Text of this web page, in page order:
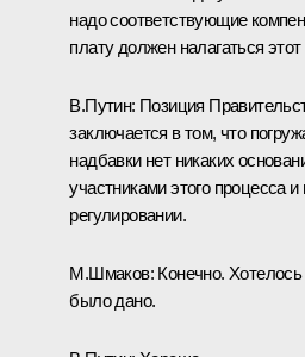
надо соответствующие
плату должен налагаться
В.Путин: Позиция
заключается в том, что
надбавки нет никаких
участниками этого процесса
регулировании.
М.Шмаков: Конечно.
было дано.